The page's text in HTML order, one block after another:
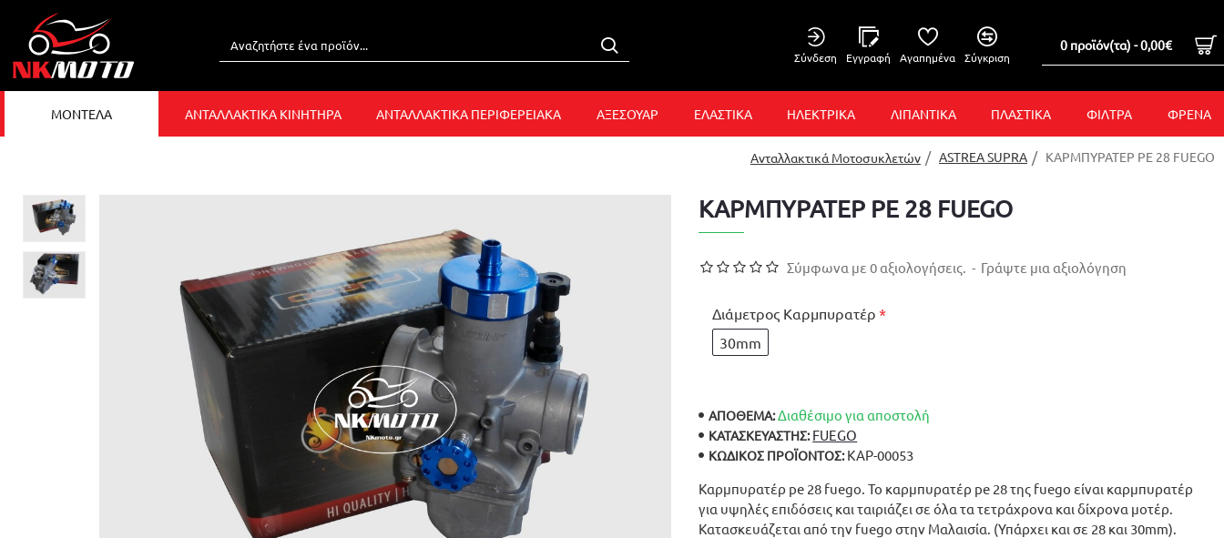
Σύνδεση Εγγραφή Αγαπημένα Σύγκριση
0 προϊόν(τα) - 0,00€
ΜΟΝΤΕΛΑ ΑΝΤΑΛΛΑΚΤΙΚΑ ΚΙΝΗΤΗΡΑ ΑΝΤΑΛΛΑΚΤΙΚΑ ΠΕΡΙΦΕΡΕΙΑΚΑ ΑΞΕΣΟΥΑΡ ΕΛΑΣΤΙΚΑ ΗΛΕΚΤΡΙΚΑ ΛΙΠΑΝΤΙΚΑ ΠΛΑΣΤΙΚΑ ΦΙΛΤΡΑ ΦΡΕΝΑ
Ανταλλακτικά Μοτοσυκλετών ASTREA SUPRA ΚΑΡΜΠΥΡΑΤΕΡ PE 28 FUEGO
ΚΑΡΜΠΥΡΑΤΕΡ PE 28 FUEGO
Καρμπυρατέρ pe 28 fuego. Το καρμπυρατέρ pe 28 της fuego είναι καρμπυρατέρ
για υψηλές επιδόσεις και ταιριάζει σε όλα τα τετράχρονα και δίχρονα μοτέρ.
Κατασκευάζεται από την fuego στην Μαλαισία. (Υπάρχει και σε 28 και 30mm).
ΑΠΟΘΕΜΑ:Διαθέσιμο για αποστολή
ΚΑΤΑΣΚΕΥΑΣΤΉΣ: FUEGO
ΚΩΔΙΚΌΣ ΠΡΟΪΌΝΤΟΣ: ΚΑΡ-00053
Σύμφωνα με 0 αξιολογήσεις. - Γράψτε μια αξιολόγηση
Διάμετρος Καρμπυρατέρ
30mm